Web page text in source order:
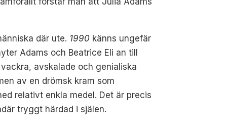
där ute. 1990 känns ungefär
Adams och Beatrice Eli an till
avskalade och genialiska
av en drömsk kram som
relativt enkla medel. Det är precis
tryggt härdad i själen.